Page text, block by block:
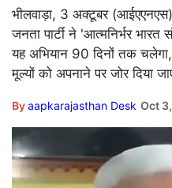
भीलवाड़ा, 3 अक्टूबर
जनता पार्टी ने 'आत्मनिर्भर
यह अभियान 90 दिनों तक
मूल्यों को अपनाने पर जोर दिया
Byaapkarajasthan Desk Oct